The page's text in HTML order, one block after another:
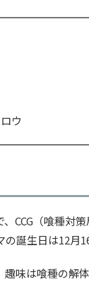
ウ
CCG（喰種対
誕生日は12月
味は喰種の解